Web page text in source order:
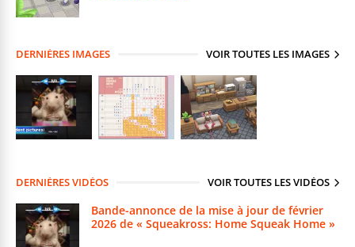
DERNIÈRES IMAGES VOIR TOUTES LES IMAGES
DERNIÈRES VIDÉOS VOIR TOUTES LES VIDÉOS
Bande-annonce de la mise à jour de février
2026 de « Squeakross: Home Squeak Home »